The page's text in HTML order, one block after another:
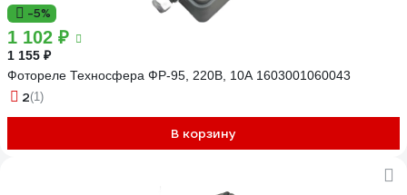
-5%
1 102 ₽
1 155 ₽
Фотореле Техносфера ФР-95, 220В, 10А 1603001060043
2(1)
В корзину